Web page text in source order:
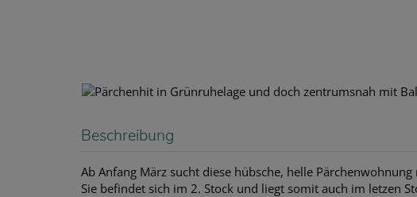
Beschreibung
Ab Anfang März sucht diese hübsche, helle Pärchenwohnung
Sie befindet sich im 2. Stock und liegt somit auch im letzen